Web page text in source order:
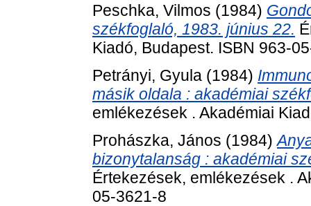
Peschka, Vilmos (1984)
székfoglaló, 1983. június 22.
Kiadó, Budapest. ISBN 963-
Petrányi, Gyula (1984)
másik oldala : akadémiai
emlékezések . Akadémiai
Prohászka, János (1984)
bizonytalanság : akadémiai
Értekezések, emlékezések .
05-3621-8